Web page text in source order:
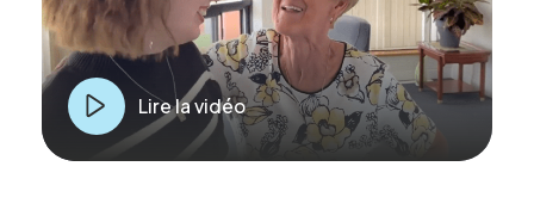
Lire la vidéo